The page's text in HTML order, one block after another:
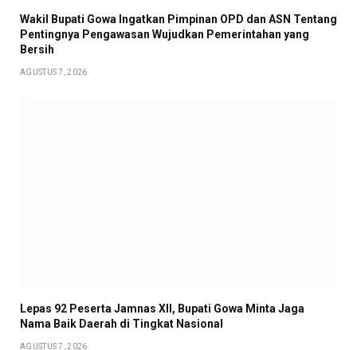
Wakil Bupati Gowa Ingatkan Pimpinan OPD dan ASN Tentang
Pentingnya Pengawasan Wujudkan Pemerintahan yang
Bersih
AGUSTUS 7, 2026
Lepas 92 Peserta Jamnas XII, Bupati Gowa Minta Jaga
Nama Baik Daerah di Tingkat Nasional
AGUSTUS 7, 2026